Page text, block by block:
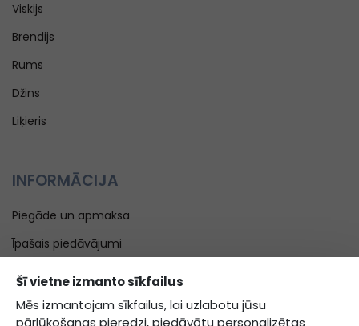
Viskijs
Brendijs
Rums
Džins
Liķieris
INFORMĀCIJA
Piegāde un apmaksa
Īpašais piedāvājumi
Blogs
Kontakti
Šī vietne izmanto sīkfailus
Mēs izmantojam sīkfailus, lai uzlabotu jūsu
pārlūkošanas pieredzi, piedāvātu personalizētas